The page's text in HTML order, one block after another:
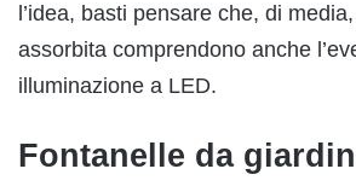
l’idea, basti pensare che, di
assorbita comprendono anche
illuminazione a LED.
Fontanelle da